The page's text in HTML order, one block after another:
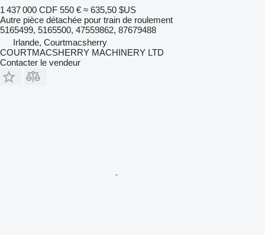
1 437 000 CDF 550 € ≈ 635,50 $US
Autre pièce détachée pour train de roulement
5165499, 5165500, 47559862, 87679488
Irlande, Courtmacsherry
COURTMACSHERRY MACHINERY LTD
Contacter le vendeur